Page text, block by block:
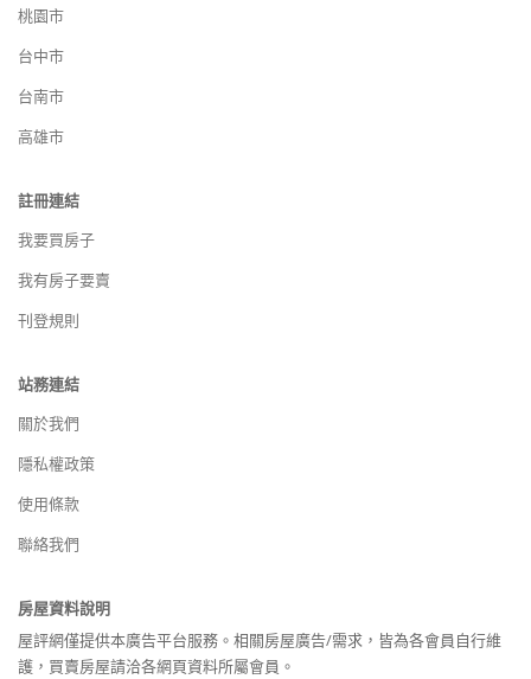
桃園市
台中市
台南市
高雄市
註冊連結
我要買房子
我有房子要賣
刊登規則
站務連結
關於我們
隱私權政策
使用條款
聯絡我們
房屋資料說明
屋評網僅提供本廣告平台服務。相關房屋廣告/需求，皆為各會員自行維
護，買賣房屋請洽各網頁資料所屬會員。